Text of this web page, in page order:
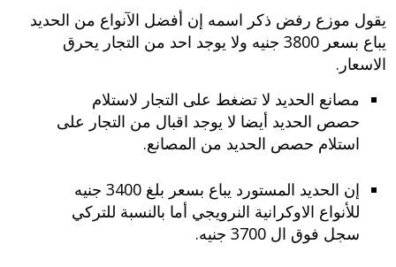
يقول موزع رفض ذكر اسمه إن أفضل الآنواع من الحديد
يباع بسعر 3800 جنيه ولا يوجد احد من التجار يحرق
الاسعار.
مصانع الحديد لا تضغط على التجار لاستلام
حصص الحديد أيضا لا يوجد اقبال من التجار على
استلام حصص الحديد من المصانع.
إن الحديد المستورد يباع بسعر بلغ 3400 جنيه
للأنواع الاوكرانية النرويجي أما بالنسبة للتركي
سجل فوق ال 3700 جنيه.